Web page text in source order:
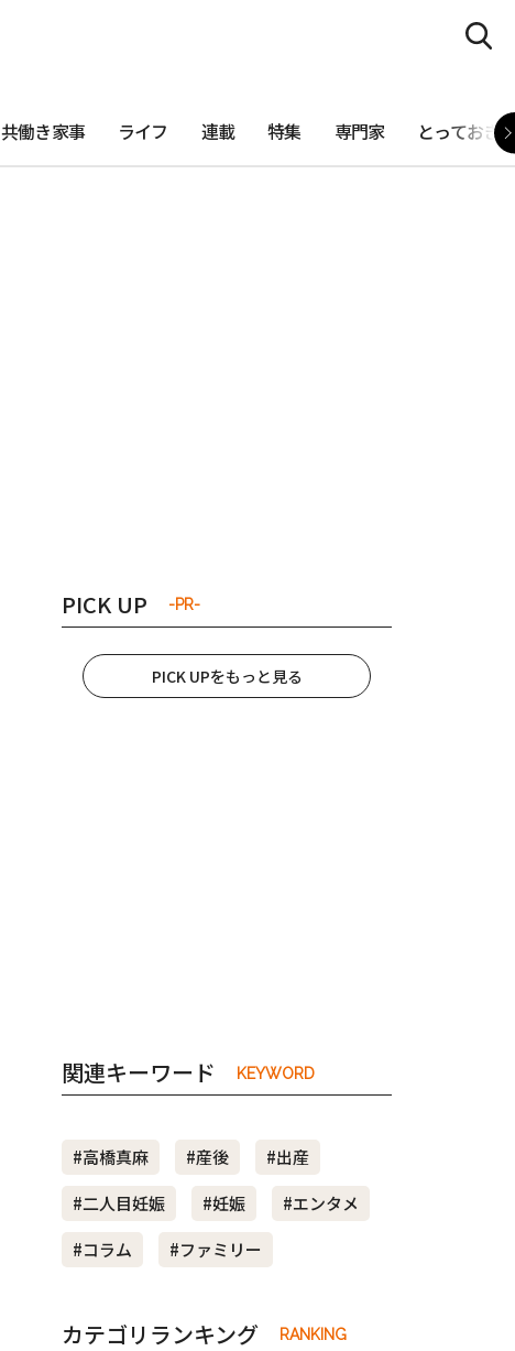
共働き家事 ライフ 連載 特集 専門家 とっておき
PICK UP -PR-
PICK UPをもっと見る
関連キーワード KEYWORD
#高橋真麻 #産後
#出産
#二人目妊娠
#妊娠
#エンタメ
#コラム
#ファミリー
カテゴリランキング RANKING